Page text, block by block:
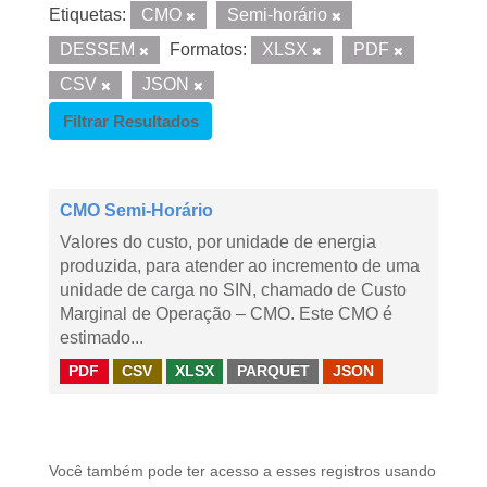
Etiquetas: CMO
Semi-horário
DESSEM
Formatos: XLSX
PDF
CSV
JSON
Filtrar Resultados
CMO Semi-Horário
Valores do custo, por unidade de energia
produzida, para atender ao incremento de uma
unidade de carga no SIN, chamado de Custo
Marginal de Operação – CMO. Este CMO é
estimado...
PDF CSV XLSX PARQUET JSON
Você também pode ter acesso a esses registros usando